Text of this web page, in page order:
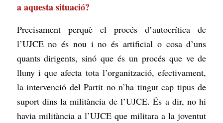
a aquesta situació?
Precisament perquè el procés d’autocrítica de
l’UJCE no és nou i no és artificial o cosa d’uns
quants dirigents, sinó que és un procés que ve de
lluny i que afecta tota l’organització, efectivament,
la intervenció del Partit no n’ha tingut cap tipus de
suport dins la militància de l’UJCE. És a dir, no hi
havia militància a l’UJCE que militara a la joventut